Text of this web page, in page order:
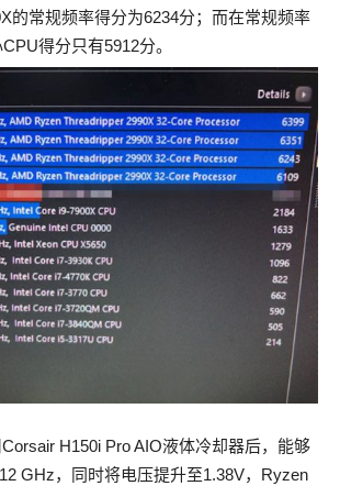
的常规频率得分为6234分；而在常规频率
得分只有5912分。
H150i Pro AIO液体冷却器后，能够
GHz，同时将电压提升至1.38V，Ryzen